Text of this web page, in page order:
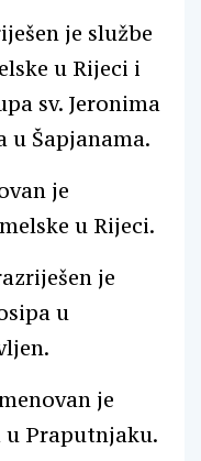
je službe
u Rijeci i
sv. Jeronima
u Šapjanama.
je
u Rijeci.
je
u
je
u Praputnjaku.